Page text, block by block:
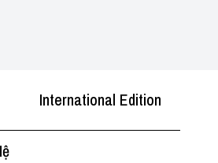
International Edition